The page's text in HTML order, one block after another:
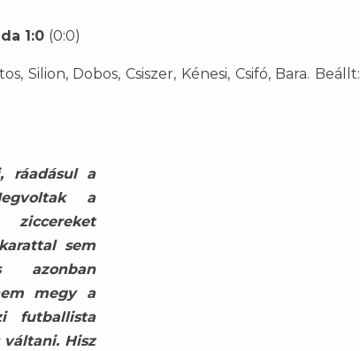
1:0 (0:0)
Silion, Dobos, Csiszer, Kénesi, Csifó, Bara. Beállt:
ráadásul a
a
sem
azonban
megy a
futballista
Hisz